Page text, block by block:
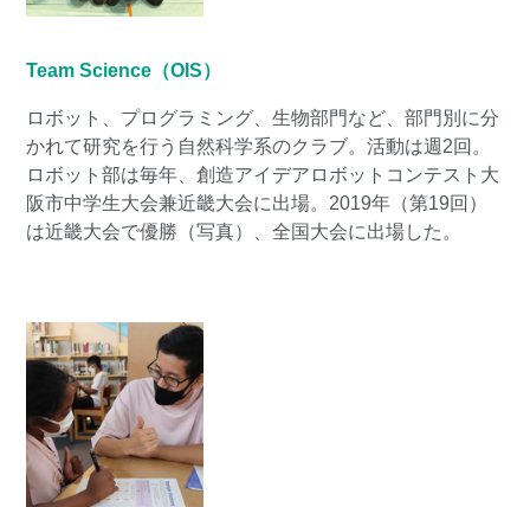
Team Science（OIS）
ロボット、プログラミング、生物部門など、部門別に分
かれて研究を行う自然科学系のクラブ。活動は週2回。
ロボット部は毎年、創造アイデアロボットコンテスト大
阪市中学生大会兼近畿大会に出場。2019年（第19回）
は近畿大会で優勝（写真）、全国大会に出場した。